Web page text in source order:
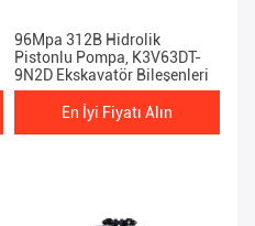
96Mpa 312B Hidrolik
Pistonlu Pompa, K3V63DT-
9N2D Ekskavatör Bileşenleri
En İyi Fiyatı Alın